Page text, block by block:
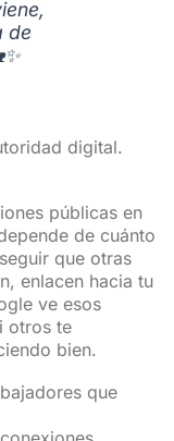
de
digital.
públicas en
de cuánto
que otras
enlacen hacia tu
ve esos
otros te
bien.
que